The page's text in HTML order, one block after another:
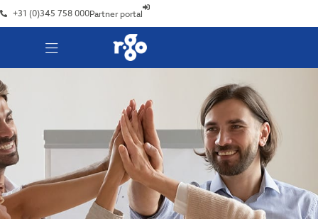
+31 (0)345 758 000Partner portal